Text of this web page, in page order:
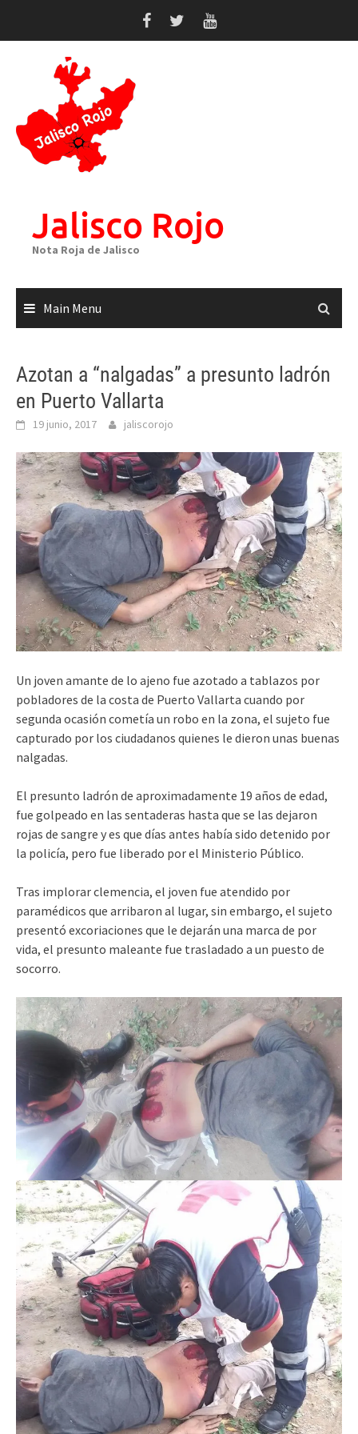
Jalisco Rojo
Nota Roja de Jalisco
Main Menu
Azotan a “nalgadas” a presunto ladrón
en Puerto Vallarta
19 junio, 2017 jaliscorojo
Un joven amante de lo ajeno fue azotado a tablazos por
pobladores de la costa de Puerto Vallarta cuando por
segunda ocasión cometía un robo en la zona, el sujeto fue
capturado por los ciudadanos quienes le dieron unas buenas
nalgadas.
El presunto ladrón de aproximadamente 19 años de edad,
fue golpeado en las sentaderas hasta que se las dejaron
rojas de sangre y es que días antes había sido detenido por
la policía, pero fue liberado por el Ministerio Público.
Tras implorar clemencia, el joven fue atendido por
paramédicos que arribaron al lugar, sin embargo, el sujeto
presentó excoriaciones que le dejarán una marca de por
vida, el presunto maleante fue trasladado a un puesto de
socorro.